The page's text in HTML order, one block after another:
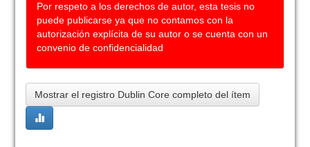
Por respeto a los derechos de autor, esta tesis no
puede publicarse ya que no contamos con la
autorización explícita de su autor o se cuenta con un
convenio de confidencialidad
Mostrar el registro Dublin Core completo del ítem